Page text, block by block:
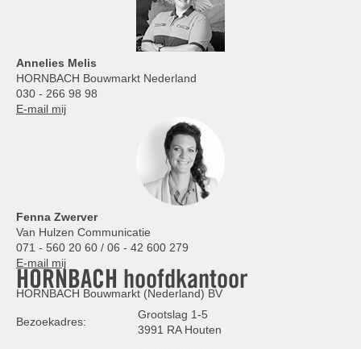
Annelies Melis
HORNBACH Bouwmarkt Nederland
030 - 266 98 98
E-mail mij
Fenna Zwerver
Van Hulzen Communicatie
071 - 560 20 60 / 06 - 42 600 279
E-mail mij
HORNBACH hoofdkantoor
HORNBACH Bouwmarkt (Nederland) BV
Bezoekadres:
Grootslag 1-5
3991 RA Houten